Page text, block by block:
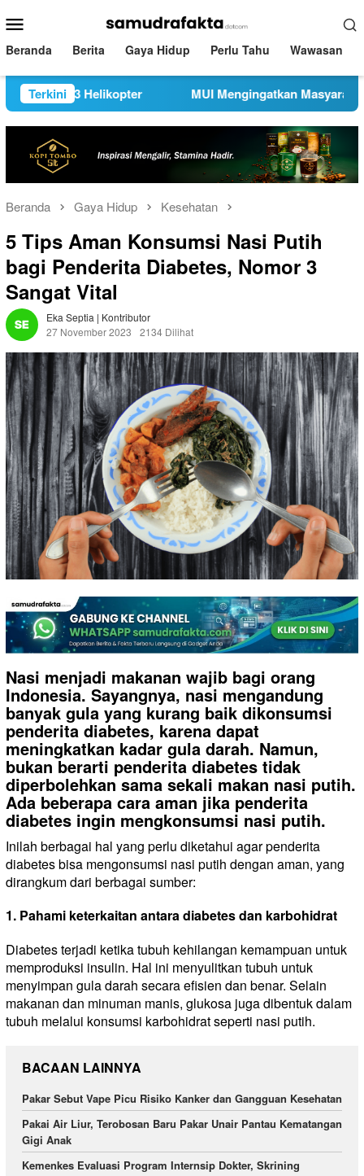
ke
kontenMobile
Beranda Berita Gaya Hidup Perlu Tahu Wawasan
Terkini
3 Helikopter MUI Mengingatkan Masyarakat Untuk
Beranda Gaya Hidup Kesehatan
5 Tips Aman Konsumsi Nasi Putih
bagi Penderita Diabetes, Nomor 3
Sangat Vital
Eka Septia | Kontributor
27 November 2023
2134 Dilihat
Nasi menjadi makanan wajib bagi orang
Indonesia. Sayangnya, nasi mengandung
banyak gula yang kurang baik dikonsumsi
penderita diabetes, karena dapat
meningkatkan kadar gula darah. Namun,
bukan berarti penderita diabetes tidak
diperbolehkan sama sekali makan nasi putih.
Ada beberapa cara aman jika penderita
diabetes ingin mengkonsumsi nasi putih.
Inilah berbagai hal yang perlu diketahui agar penderita
diabetes bisa mengonsumsi nasi putih dengan aman, yang
dirangkum dari berbagai sumber:
1. Pahami keterkaitan antara diabetes dan karbohidrat
Diabetes terjadi ketika tubuh kehilangan kemampuan untuk
memproduksi insulin. Hal ini menyulitkan tubuh untuk
menyimpan gula darah secara efisien dan benar. Selain
makanan dan minuman manis, glukosa juga dibentuk dalam
tubuh melalui konsumsi karbohidrat seperti nasi putih.
BACAAN LAINNYA
Pakar Sebut Vape Picu Risiko Kanker dan Gangguan Kesehatan
Pakai Air Liur, Terobosan Baru Pakar Unair Pantau Kematangan
Gigi Anak
Kemenkes Evaluasi Program Internsip Dokter, Skrining